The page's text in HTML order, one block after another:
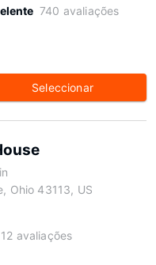
740 avaliações
Seleccionar
Ohio 43113, US
12 avaliações